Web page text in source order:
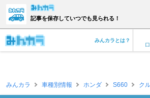
記事を保存していつでも見られる！
みんカラとは？
みんカラ 車種別情報 ホンダ S660 ク